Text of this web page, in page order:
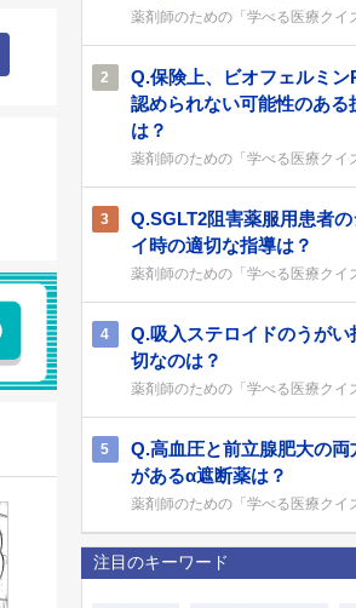
薬剤師のための「学べる医療クイ
2
Q.保険上、ビオフェルミン
認められない可能性のある
は？
薬剤師のための「学べる医療クイ
3
Q.SGLT2阻害薬服用患者
イ時の適切な指導は？
薬剤師のための「学べる医療クイ
4
Q.吸入ステロイドのうがい
切なのは？
薬剤師のための「学べる医療クイ
5
Q.高血圧と前立腺肥大の両
があるα遮断薬は？
薬剤師のための「学べる医療クイ
注目のキーワード